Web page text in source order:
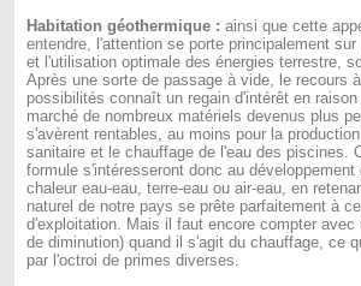
Habitation géothermique : ainsi que cette
entendre, l'attention se porte principalement
et l'utilisation optimale des énergies terrestre,
Après une sorte de passage à vide, le recours
possibilités connaît un regain d'intérêt en
marché de nombreux matériels devenus plus
s'avèrent rentables, au moins pour la
sanitaire et le chauffage de l'eau des piscines.
formule s'intéresseront donc au développement
chaleur eau-eau, terre-eau ou air-eau, en
naturel de notre pays se prête parfaitement à
d'exploitation. Mais il faut encore compter avec
de diminution) quand il s'agit du chauffage, ce
par l'octroi de primes diverses.